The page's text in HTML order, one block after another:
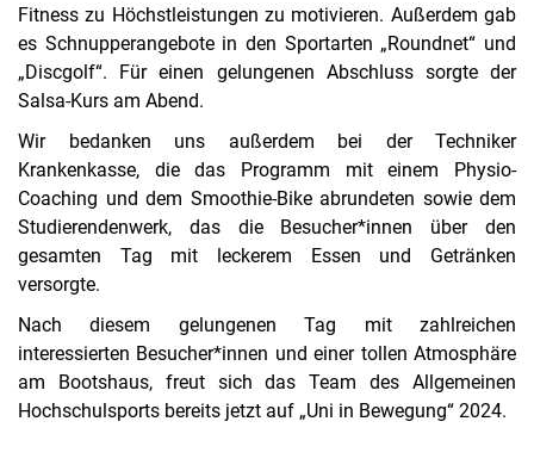
Fitness zu Höchstleistungen zu motivieren. Außerdem gab
es Schnupperangebote in den Sportarten „Roundnet“ und
„Discgolf“. Für einen gelungenen Abschluss sorgte der
Salsa-Kurs am Abend.
Wir bedanken uns außerdem bei der Techniker
Krankenkasse, die das Programm mit einem Physio-
Coaching und dem Smoothie-Bike abrundeten sowie dem
Studierendenwerk, das die Besucher*innen über den
gesamten Tag mit leckerem Essen und Getränken
versorgte.
Nach diesem gelungenen Tag mit zahlreichen
interessierten Besucher*innen und einer tollen Atmosphäre
am Bootshaus, freut sich das Team des Allgemeinen
Hochschulsports bereits jetzt auf „Uni in Bewegung“ 2024.